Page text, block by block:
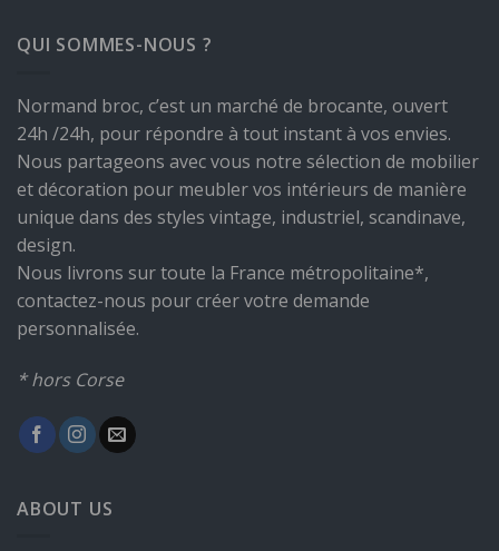
QUI SOMMES-NOUS ?
Normand broc, c’est un marché de brocante, ouvert
24h /24h, pour répondre à tout instant à vos envies.
Nous partageons avec vous notre sélection de mobilier
et décoration pour meubler vos intérieurs de manière
unique dans des styles vintage, industriel, scandinave,
design.
Nous livrons sur toute la France métropolitaine*,
contactez-nous pour créer votre demande
personnalisée.
* hors Corse
ABOUT US